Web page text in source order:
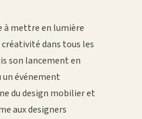
à mettre en lumière
dans tous les
son lancement en
événement
du design mobilier et
aux designers